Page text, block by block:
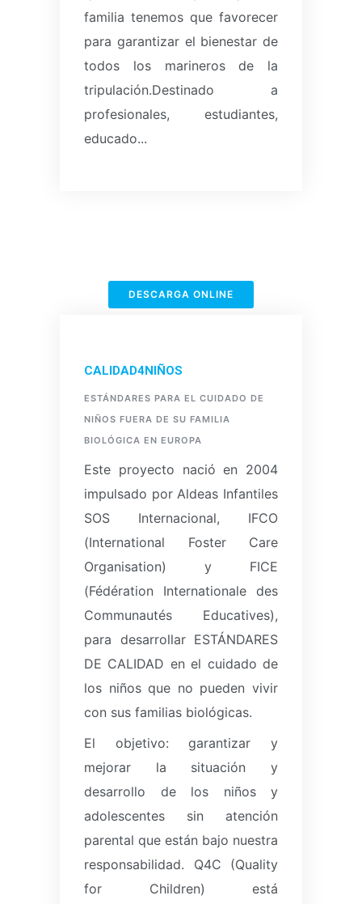
familia tenemos que favorecer
para garantizar el bienestar de
todos los marineros de la
tripulación.Destinado a
profesionales, estudiantes,
educado...
CALIDAD4NIÑOS
ESTÁNDARES PARA EL CUIDADO DE
NIÑOS FUERA DE SU FAMILIA
BIOLÓGICA EN EUROPA
Este proyecto nació en 2004
impulsado por Aldeas Infantiles
SOS Internacional, IFCO
(International Foster Care
Organisation) y FICE
(Fédération Internationale des
Communautés Educatives),
para desarrollar ESTÁNDARES
DE CALIDAD en el cuidado de
los niños que no pueden vivir
con sus familias biológicas.
El objetivo: garantizar y
mejorar la situación y
desarrollo de los niños y
adolescentes sin atención
parental que están bajo nuestra
responsabilidad. Q4C (Quality
for Children) está
DESCARGA ONLINE